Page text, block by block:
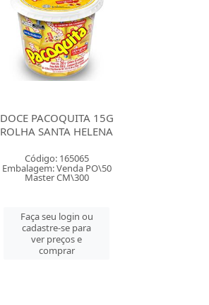
DOCE PACOQUITA 15G
ROLHA SANTA HELENA
Código: 165065
Embalagem: Venda PO\50
Master CM\300
Faça seu login ou
cadastre-se para
ver preços e
comprar